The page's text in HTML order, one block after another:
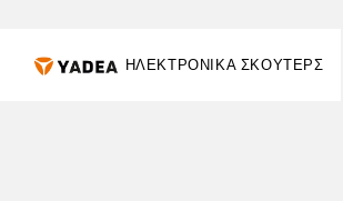
ΗΛΕΚΤΡΟΝΙΚΑ ΣΚΟΥΤΕΡΣ